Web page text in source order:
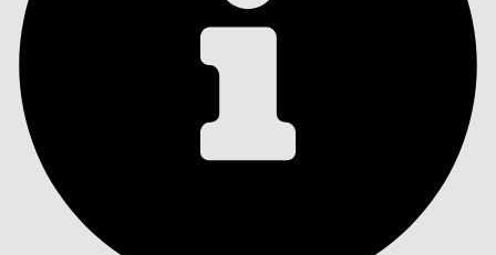
INHOUDSOPGAVE
Zoeken